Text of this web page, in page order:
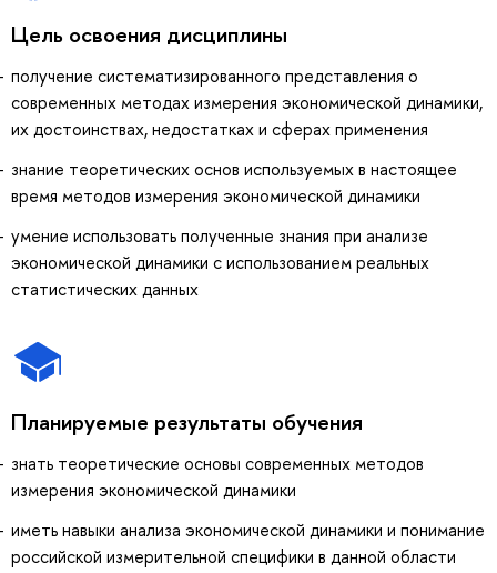
Цель освоения дисциплины
получение систематизированного представления о
современных методах измерения экономической динамики,
их достоинствах, недостатках и сферах применения
знание теоретических основ используемых в настоящее
время методов измерения экономической динамики
умение использовать полученные знания при анализе
экономической динамики с использованием реальных
статистических данных
Планируемые результаты обучения
знать теоретические основы современных методов
измерения экономической динамики
иметь навыки анализа экономической динамики и понимание
российской измерительной специфики в данной области